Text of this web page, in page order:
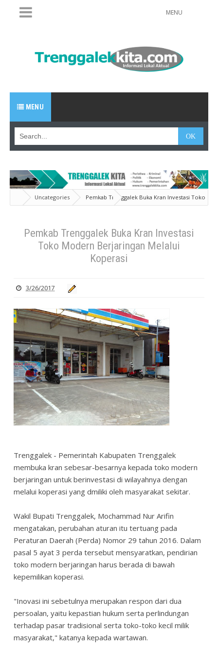
MENU
MENU
Uncategories
Pemkab Trenggalek Buka Kran Investasi Toko
Modern Berjaringan Melalui Koperasi
Pemkab Trenggalek Buka Kran Investasi
Toko Modern Berjaringan Melalui
Koperasi
3/26/2017
Trenggalek - Pemerintah Kabupaten Trenggalek
membuka kran sebesar-besarnya kepada toko modern
berjaringan untuk berinvestasi di wilayahnya dengan
melalui koperasi yang dmiliki oleh masyarakat sekitar.
Wakil Bupati Trenggalek, Mochammad Nur Arifin
mengatakan, perubahan aturan itu tertuang pada
Peraturan Daerah (Perda) Nomor 29 tahun 2016. Dalam
pasal 5 ayat 3 perda tersebut mensyaratkan, pendirian
toko modern berjaringan harus berada di bawah
kepemilikan koperasi.
"Inovasi ini sebetulnya merupakan respon dari dua
persoalan, yaitu kepastian hukum serta perlindungan
terhadap pasar tradisional serta toko-toko kecil milik
masyarakat," katanya kepada wartawan.